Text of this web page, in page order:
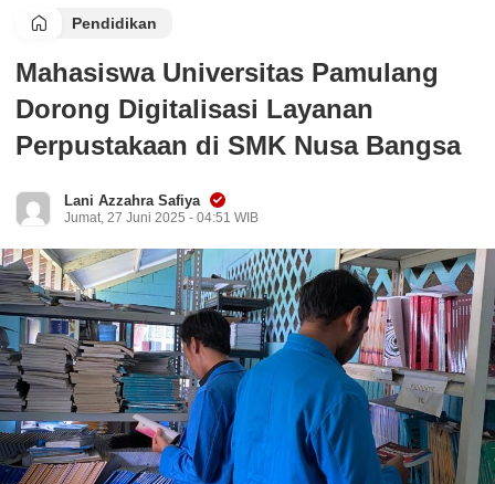
Pendidikan
Mahasiswa Universitas Pamulang
Dorong Digitalisasi Layanan
Perpustakaan di SMK Nusa Bangsa
Lani Azzahra Safiya
Jumat, 27 Juni 2025 - 04:51 WIB